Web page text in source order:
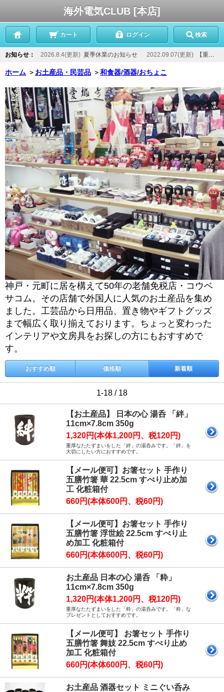
海外電気CLUB [本店]
カート ログイン 検索
お知らせ： 2026.8.4(更新) 夏季休業のお知らせ 2022.09.07(更新) 【重要】当店からのメールが届かないお客様へ
ホーム ＞ お土産品・民芸品 ＞和食器/酒器/おちょこ
神戸・元町に居を構えて50年の老舗免税店・コウベ
サコム。その店舗で外国人に人気のお土産品を集め
ました。工芸品から日用品、置き物やギフトグッズ
まで幅広く取り揃えております。ちょっと変わった
インテリアや文房具をお探しの方にもおすすめで
す。
おすすめ順 価格順 新着順
1-18 / 18
【お土産品】 日本の心 湯呑 「絆」
11cm×7.8cm 350g
1,320円(本体1,200円、税120円)
重厚なたたずまいをした「絆」の湯呑みです。「絆」を
大切にしたい方におすすめです。
【メール便可】お箸セット 手作り
五膳竹箸 華 22.5cm すべり止め加
工 化粧箱付
660円(本体600円、税60円)
【メール便可】お箸セット 手作り
五膳竹箸 浮世絵 22.5cm すべり止
め加工 化粧箱付
660円(本体600円、税60円)
お土産品 日本の心 湯呑 「粋」
11cm×7.8cm 350g
1,320円(本体1,200円、税120円)
重厚なたたずまいをした「粋」の湯呑みです。「粋」な
プレゼントとしておすすめです。
【メール便可】 お箸セット 手作り
五膳竹箸 舞妓 22.5cm すべり止め
加工 化粧箱付
660円(本体600円、税60円)
お土産品 酒器セット ミニぐい呑み